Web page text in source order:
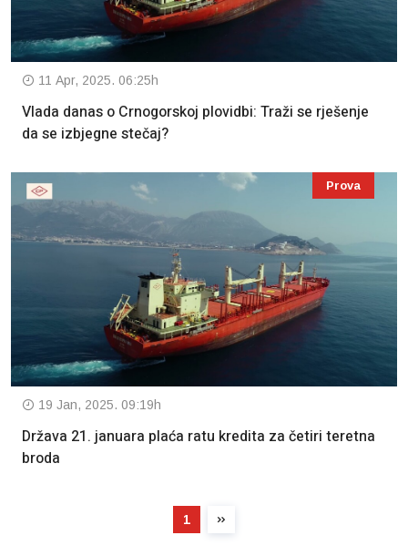
11 Apr, 2025. 06:25h
Vlada danas o Crnogorskoj plovidbi: Traži se rješenje
da se izbjegne stečaj?
Prova
19 Jan, 2025. 09:19h
Država 21. januara plaća ratu kredita za četiri teretna
broda
1